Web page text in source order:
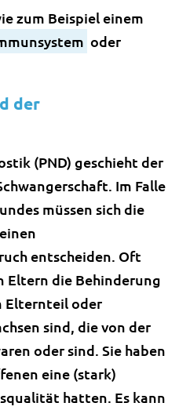
zum Beispiel einem
oder
der
(PND) geschieht der
Im Falle
müssen sich die
entscheiden. Oft
Eltern die Behinderung
Elternteil oder
sind, die von der
oder sind. Sie haben
eine (stark)
hatten. Es kann